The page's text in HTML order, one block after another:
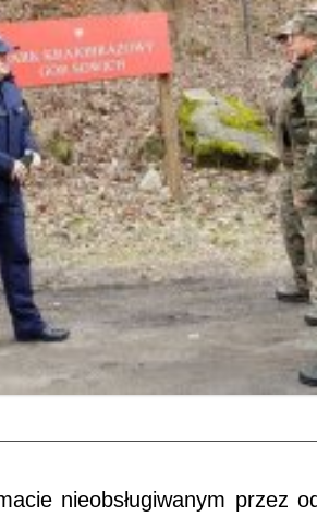
nieobsługiwanym przez